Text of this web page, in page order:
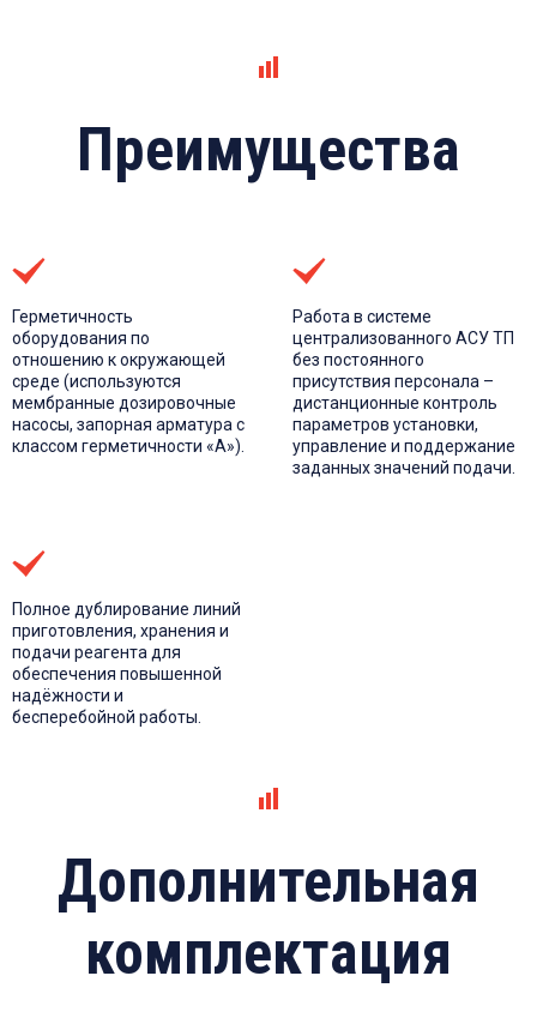
Преимущества
Герметичность
оборудования по
отношению к окружающей
среде (используются
мембранные дозировочные
насосы, запорная арматура с
классом герметичности «А»).
Работа в системе
централизованного АСУ ТП
без постоянного
присутствия персонала –
дистанционные контроль
параметров установки,
управление и поддержание
заданных значений подачи.
Полное дублирование линий
приготовления, хранения и
подачи реагента для
обеспечения повышенной
надёжности и
бесперебойной работы.
Дополнительная
комплектация